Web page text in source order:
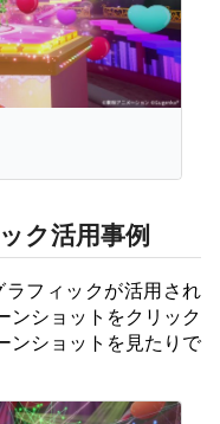
ク活用事例
フィックが活用され
ンショットをクリック
ンショットを見たりで